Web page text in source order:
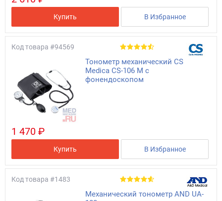
Купить В Избранное
Код товара #94569
Тонометр механический CS
Medica CS-106 M с
фонендоскопом
1 470 ₽
Купить В Избранное
Код товара #1483
Механический тонометр AND UA-